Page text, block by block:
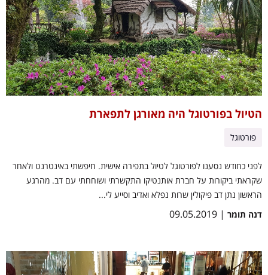
הטיול בפורטוגל היה מאורגן לתפארת
פורטוגל
לפני כחודש נסענו לפורטוגל לטיול בתפירה אישית. חיפשתי באינטרנט ולאחר
שקראתי ביקורות על חברת אותנטיקו התקשרתי ושוחחתי עם דב. מהרגע
הראשון נתן דב פיקולין שרות נפלא ואדיב וסייע לי...
דנה תומר | 09.05.2019